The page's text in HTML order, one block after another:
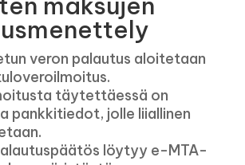
veron palautus aloitetaan
täytettäessä on
pankkitiedot, jolle liiallinen
löytyy e-MTA-